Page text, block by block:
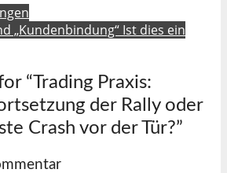
„Kundenbindung“ Ist dies ein
“Trading Praxis:
der Rally oder
Crash vor der Tür?”